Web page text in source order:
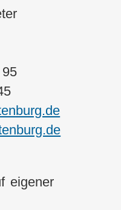
eigener